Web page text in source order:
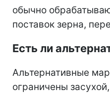
обычно
поставок зерна,
Есть ли
Альтернативные
ограничены